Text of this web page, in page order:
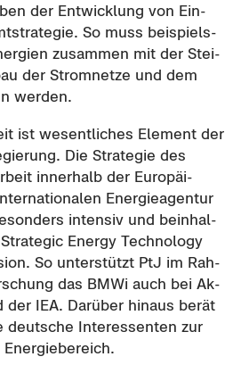
der Ent­wick­lung von Ein­
So muss bei­spiels­
zu­sam­men mit der Stei­
der Strom­net­ze und dem
wer­den.
ist we­sent­li­ches Ele­ment der
Die Stra­te­gie des
in­ner­halb der Eu­ro­päi­
En­er­gie­agen­tur
in­ten­siv und be­inhal­
En­er­gy Tech­no­lo­gy
So un­ter­stützt PtJ im Rah­
das BMWi auch bei Ak­
der IEA. Dar­über hin­aus berät
deut­sche In­ter­es­sen­ten zur